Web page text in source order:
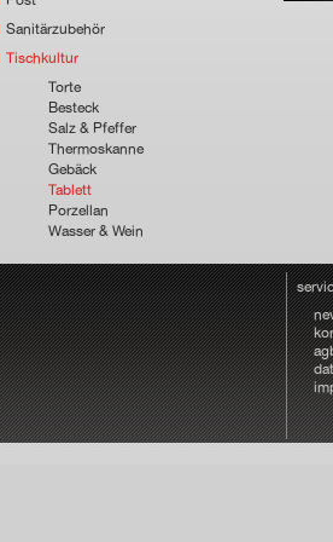
Sanitärzubehör
Tischkultur
Torte
Besteck
Salz & Pfeffer
Thermoskanne
Gebäck
Tablett
Porzellan
Wasser & Wein